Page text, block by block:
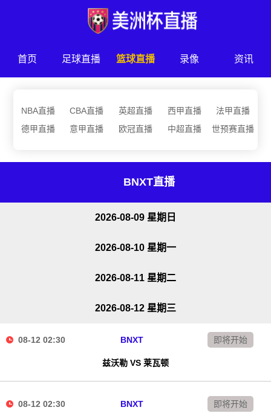
首页 足球直播 篮球直播 录像 资讯
NBA直播 CBA直播 英超直播 西甲直播
法甲直播
德甲直播
意甲直播 欧冠直播 中超直播 世预赛直播
BNXT直播
2026-08-09 星期日
2026-08-10 星期一
2026-08-11 星期二
2026-08-12 星期三
08-12 02:30 BNXT
兹沃勒 VS 莱瓦顿
即将开始
08-12 02:30 BNXT 即将开始